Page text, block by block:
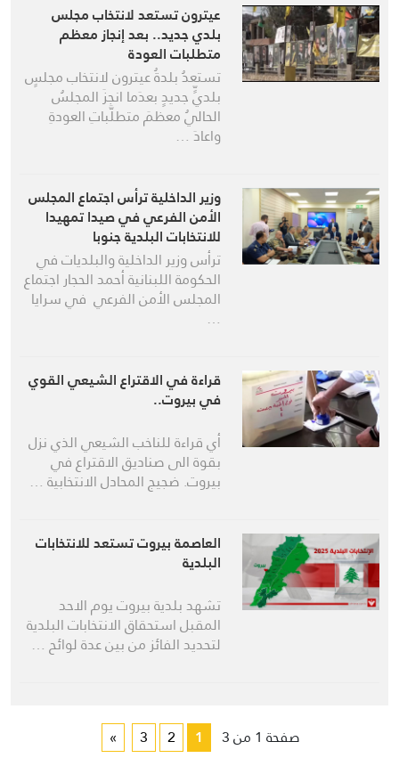
عيترون تستعد لانتخاب مجلس
بلدي جديد.. بعد إنجاز معظم
متطلبات العودة
تستعدُ بلدةُ عيترون لانتخاب مجلسٍ
بلديٍّ جديدٍ بعدَما انجزَ المجلسُ
الحاليُ معظمَ متطلَّباتِ العودةِ
واعادَ …
وزير الداخلية ترأس اجتماع المجلس
الأمن الفرعي في صيدا تمهيدا
للانتخابات البلدية جنوبا
ترأس وزير الداخلية والبلديات في
الحكومة اللبنانية أحمد الحجار اجتماع
المجلس الأمن الفرعي في سرايا
…
قراءة في الاقتراع الشيعي القوي
في بيروت..
أي قراءة للناخب الشيعي الذي نزل
بقوة الى صناديق الاقتراع في
بيروت. ضجيج المحادل الانتخابية …
العاصمة بيروت تستعد للانتخابات
البلدية
تشهد بلدية بيروت يوم الاحد
المقبل استحقاق الانتخابات البلدية
لتحديد الفائز من بين عدة لوائح …
صفحة 1 من 3 1
2
3
»